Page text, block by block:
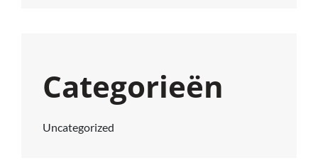
Categorieën
Uncategorized